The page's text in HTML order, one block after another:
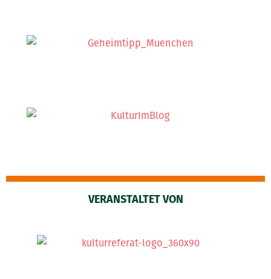
VERANSTALTET VON